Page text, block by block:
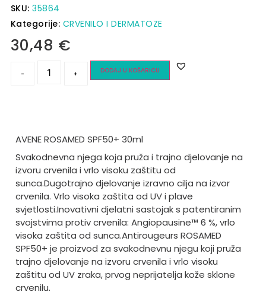
SKU:35864
Kategorije: CRVENILO I DERMATOZE
30,48 €
- + DODAJ U KOŠARICU
AVENE ROSAMED SPF50+ 30ml
Svakodnevna njega koja pruža i trajno djelovanje na
izvoru crvenila i vrlo visoku zaštitu od
sunca.Dugotrajno djelovanje izravno cilja na izvor
crvenila. Vrlo visoka zaštita od UV i plave
svjetlosti.Inovativni djelatni sastojak s patentiranim
svojstvima protiv crvenila: Angiopausine™ 6 %, vrlo
visoka zaštita od sunca.Antirougeurs ROSAMED
SPF50+ je proizvod za svakodnevnu njegu koji pruža
trajno djelovanje na izvoru crvenila i vrlo visoku
zaštitu od UV zraka, prvog neprijatelja kože sklone
crvenilu.